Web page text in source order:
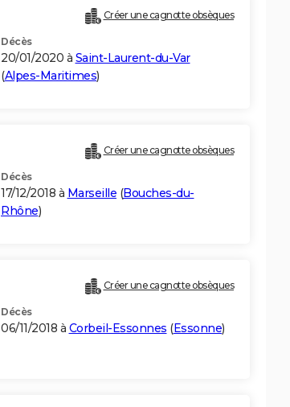
Créer une cagnotte obsèques
Décès
20/01/2020 à Saint-Laurent-du-Var
(Alpes-Maritimes)
Créer une cagnotte obsèques
Décès
17/12/2018 à Marseille (Bouches-du-
Rhône)
Créer une cagnotte obsèques
Décès
06/11/2018 à Corbeil-Essonnes (Essonne)